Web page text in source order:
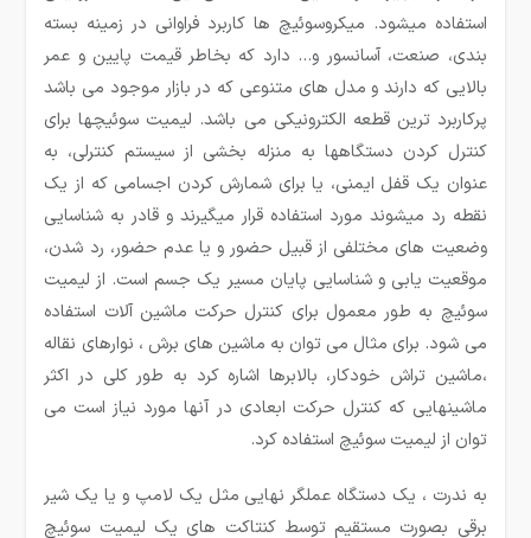
استفاده میشود. میکروسوئیچ ها کاربرد فراوانی در زمینه بسته
بندی، صنعت، آسانسور و… دارد که بخاطر قیمت پایین و عمر
بالایی که دارند و مدل های متنوعی که در بازار موجود می باشد
پرکاربرد ترین قطعه الکترونیکی می باشد. لیمیت سوئیچ­ها برای
کنترل کردن دستگاه­ها به منزله بخشی از سیستم کنترلی، به
عنوان یک قفل ایمنی، یا برای شمارش کردن اجسامی که از یک
نقطه رد می­شوند مورد استفاده قرار می­گیرند و قادر به شناسایی
وضعیت های مختلفی از قبیل حضور و یا عدم حضور، رد شدن،
موقعیت یابی و شناسایی پایان مسیر یک جسم است. از لیمیت
سوئیچ به طور معمول برای کنترل حرکت ماشین آلات استفاده
می شود. برای مثال می توان به ماشین های برش ، نوارهای نقاله
،ماشین تراش خودکار، بالابرها اشاره کرد به طور کلی در اکثر
ماشین­هایی که کنترل حرکت ابعادی در آنها مورد نیاز است می
توان از لیمیت سوئیچ استفاده کرد.
به ندرت ، یک دستگاه عملگر نهایی مثل یک لامپ و یا یک شیر
برقی بصورت مستقیم توسط کنتاکت های یک لیمیت سوئیچ